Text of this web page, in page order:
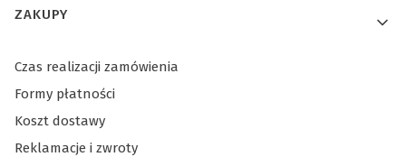
Linki w stopce
ZAKUPY
Czas realizacji zamówienia
Formy płatności
Koszt dostawy
Reklamacje i zwroty